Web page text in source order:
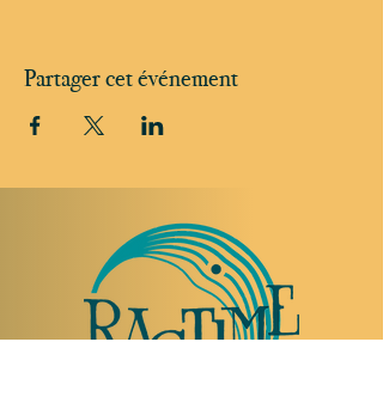
Partager cet événement